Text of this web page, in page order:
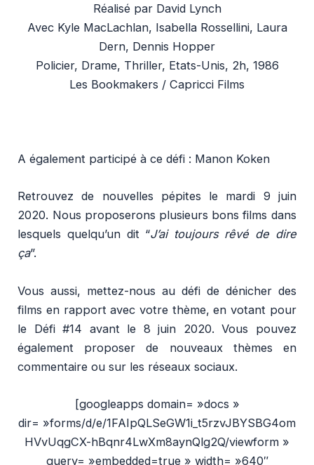
Réalisé par David Lynch
Avec Kyle MacLachlan, Isabella Rossellini, Laura
Dern, Dennis Hopper
Policier, Drame, Thriller, Etats-Unis, 2h, 1986
Les Bookmakers / Capricci Films
A également participé à ce défi : Manon Koken
Retrouvez de nouvelles pépites le mardi 9 juin
2020. Nous proposerons plusieurs bons films dans
lesquels quelqu’un dit “J’ai toujours rêvé de dire
ça”.
Vous aussi, mettez-nous au défi de dénicher des
films en rapport avec votre thème, en votant pour
le Défi #14 avant le 8 juin 2020. Vous pouvez
également proposer de nouveaux thèmes en
commentaire ou sur les réseaux sociaux.
[googleapps domain= »docs »
dir= »forms/d/e/1FAIpQLSeGW1i_t5rzvJBYSBG4om
HVvUqgCX-hBqnr4LwXm8aynQlg2Q/viewform »
query= »embedded=true » width= »640″